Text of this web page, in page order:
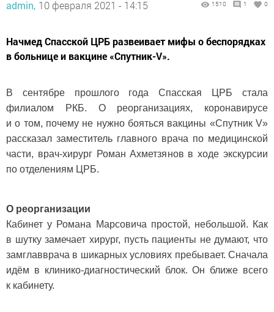
admin, 10 февраля 2021 - 14:15 1510 1 0
Начмед Спасской ЦРБ развеивает мифы о беспорядках
в больнице и вакцине «Спутник-V».
В сентябре прошлого года Спасская ЦРБ стала
филиалом РКБ. О реорганизациях, коронавирусе
и о том, почему не нужно бояться вакцины «Спутник V»
рассказал заместитель главного врача по медицинской
части, врач-хирург Роман Ахметзянов в ходе экскурсии
по отделениям ЦРБ.
О реорганизации
Кабинет у Романа Марсовича простой, небольшой. Как
в шутку замечает хирург, пусть пациенты не думают, что
замглавврача в шикарных условиях пребывает. Сначала
идём в клинико-диагностический блок. Он ближе всего
к кабинету.